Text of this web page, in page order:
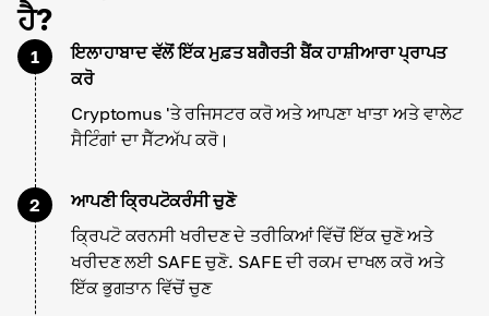
ਹੈ?
1
ਇਲਾਹਾਬਾਦ ਵੱਲੋਂ ਇੱਕ ਮੁਫ਼ਤ ਬਗੈਰਤੀ ਬੈਂਕ ਹਾਸ਼ੀਆਰਾ ਪ੍ਰਾਪਤ
ਕਰੋ
Cryptomus 'ਤੇ ਰਜਿਸਟਰ ਕਰੋ ਅਤੇ ਆਪਣਾ ਖਾਤਾ ਅਤੇ ਵਾਲੇਟ
ਸੈਟਿੰਗਾਂ ਦਾ ਸੈੱਟਅੱਪ ਕਰੋ।
2
ਆਪਣੀ ਕ੍ਰਿਪਟੋਕਰੰਸੀ ਚੁਣੋ
ਕ੍ਰਿਪਟੋ ਕਰਨਸੀ ਖਰੀਦਣ ਦੇ ਤਰੀਕਿਆਂ ਵਿੱਚੋਂ ਇੱਕ ਚੁਣੋ ਅਤੇ
ਖਰੀਦਣ ਲਈ SAFE ਚੁਣੋ. SAFE ਦੀ ਰਕਮ ਦਾਖਲ ਕਰੋ ਅਤੇ
ਇੱਕ ਭੁਗਤਾਨ ਵਿੱਚੋਂ ਚੁਣ